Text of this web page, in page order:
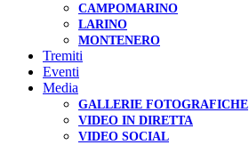
CAMPOMARINO
LARINO
MONTENERO
Tremiti
Eventi
Media
GALLERIE FOTOGRAFICHE
VIDEO IN DIRETTA
VIDEO SOCIAL